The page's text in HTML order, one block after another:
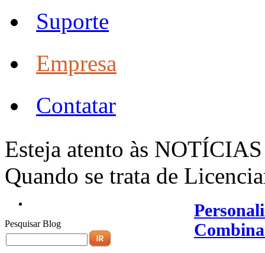
Suporte
Empresa
Contatar
Esteja atento às
Quando se trata de
Pesquisar Blog